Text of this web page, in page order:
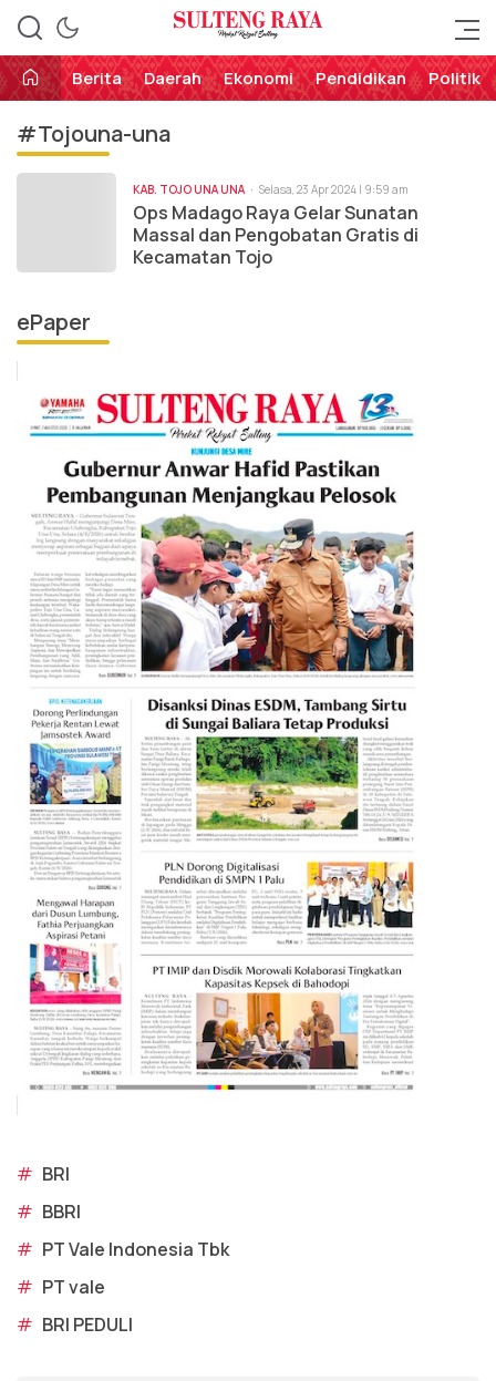
Sulteng Raya
Perekat Rakyat Sulteng
Berita
Daerah Ekonomi Pendidikan Politik
#Tojouna-una
KAB. TOJO UNA UNA Selasa, 23 Apr 2024 | 9:59 am
Ops Madago Raya Gelar Sunatan
Massal dan Pengobatan Gratis di
Kecamatan Tojo
ePaper
# BRI
# BBRI
# PT Vale Indonesia Tbk
# PT vale
# BRI PEDULI